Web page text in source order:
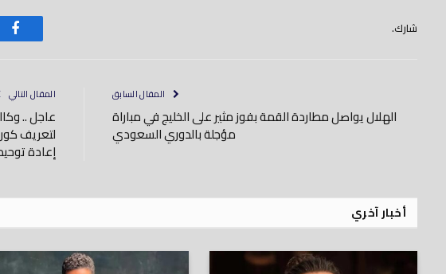
شارك.
المقال السابق
الهلال يواصل مطاردة القمة بفوز مثير على الخليج في مباراة
مؤجلة بالدوري السعودي
المقال التالي
عاجل ..
لتعريف
إعادة
أخبار آخري